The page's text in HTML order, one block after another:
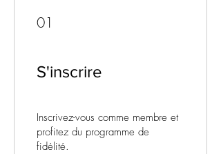
01
S'inscrire
Inscrivez-vous comme membre et
profitez du programme de
fidélité.